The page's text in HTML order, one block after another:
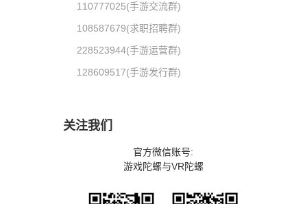
110777025(手游交流群)
108587679(求职招聘群)
228523944(手游运营群)
128609517(手游发行群)
关注我们
官方微信账号:
游戏陀螺与VR陀螺